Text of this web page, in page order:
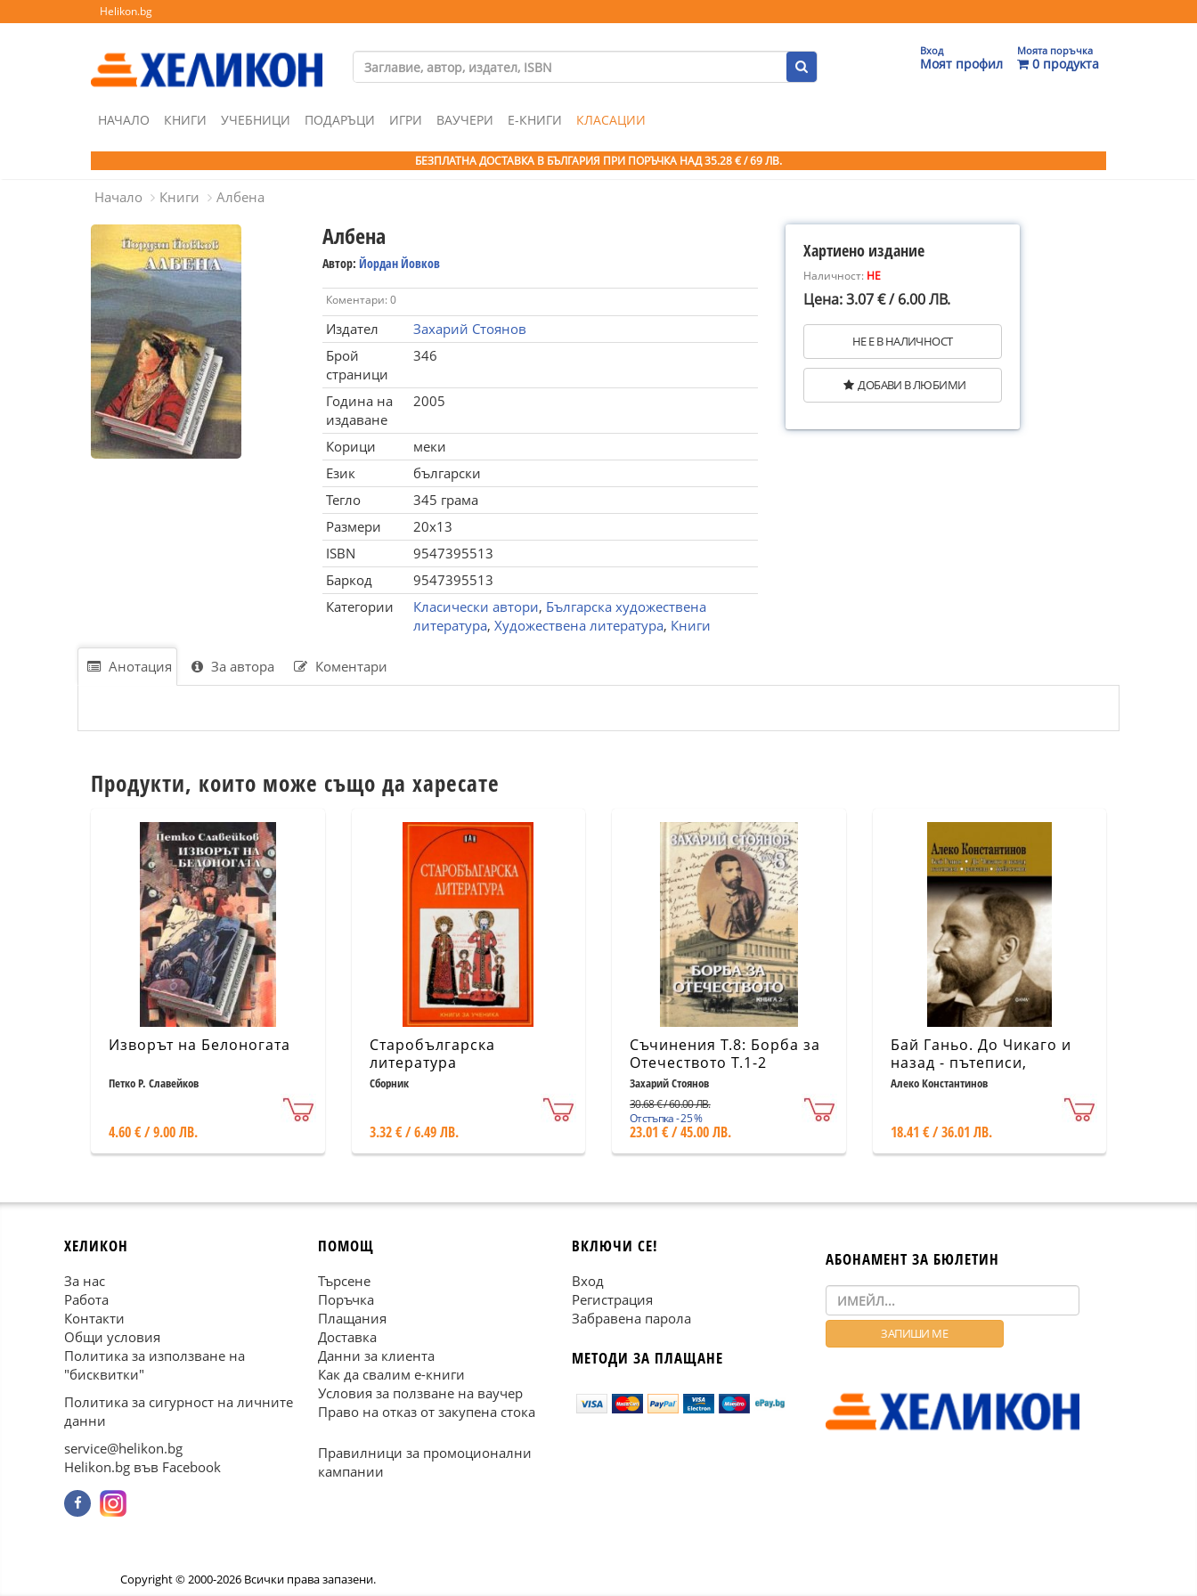
Helikon.bg
Вход
Моят профил
Моята поръчка
0 продукта
НАЧАЛО КНИГИ УЧЕБНИЦИ ПОДАРЪЦИ ИГРИ ВАУЧЕРИ Е-КНИГИ КЛАСАЦИИ
БЕЗПЛАТНА ДОСТАВКА В БЪЛГАРИЯ ПРИ ПОРЪЧКА НАД 35.28 € / 69 ЛВ.
Начало Книги Албена
Албена
Автор: Йордан Йовков
Коментари: 0
Издател
Захарий Стоянов
Брой
страници
346
Година на
издаване
2005
Корици
меки
Език
български
Тегло
345 грама
Размери
20x13
ISBN
9547395513
Баркод
9547395513
Категории
Класически автори, Българска художествена
литература, Художествена литература, Книги
Хартиено издание
Наличност: НЕ
Цена: 3.07 € / 6.00 ЛВ.
НЕ Е В НАЛИЧНОСТ
ДОБАВИ В ЛЮБИМИ
Анотация За автора Коментари
Продукти, които може също да харесате
Изворът на Белоногата
Петко Р. Славейков
4.60 € / 9.00 ЛВ.
Старобългарска
литература
Сборник
3.32 € / 6.49 ЛВ.
Съчинения Т.8: Борба за
Отечеството Т.1-2
(комплект)
Захарий Стоянов
30.68 € / 60.00 ЛВ.
Отстъпка - 25 %
23.01 € / 45.00 ЛВ.
Бай Ганьо. До Чикаго и
назад - пътеписи,
разкази, фейлетони
Алеко Константинов
18.41 € / 36.01 ЛВ.
ХЕЛИКОН
За нас
Работа
Контакти
Общи условия
Политика за използване на
"бисквитки"
Политика за сигурност на личните
данни
service@helikon.bg
Helikon.bg във Facebook
ПОМОЩ
Търсене
Поръчка
Плащания
Доставка
Данни за клиента
Как да свалим е-книги
Условия за ползване на ваучер
Право на отказ от закупена стока
Правилници за промоционални
кампании
ВКЛЮЧИ СЕ!
Вход
Регистрация
Забравена парола
МЕТОДИ ЗА ПЛАЩАНЕ
АБОНАМЕНТ ЗА БЮЛЕТИН
Copyright © 2000-2026 Всички права запазени.